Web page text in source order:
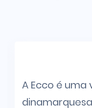
A Ecco é uma